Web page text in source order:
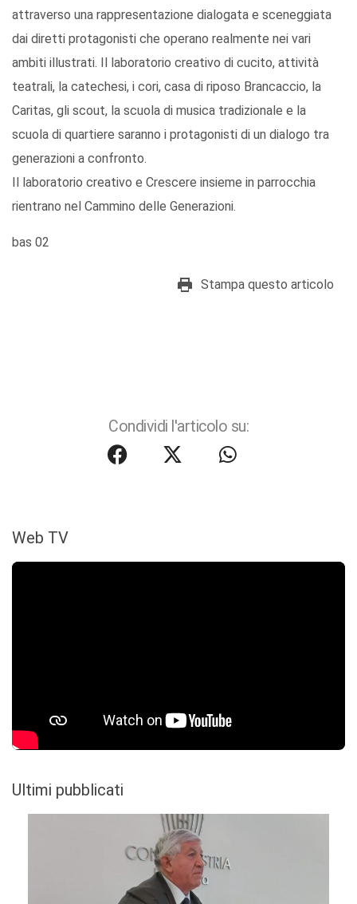
attraverso una rappresentazione dialogata e sceneggiata
dai diretti protagonisti che operano realmente nei vari
ambiti illustrati. Il laboratorio creativo di cucito, attività
teatrali, la catechesi, i cori, casa di riposo Brancaccio, la
Caritas, gli scout, la scuola di musica tradizionale e la
scuola di quartiere saranno i protagonisti di un dialogo tra
generazioni a confronto.
Il laboratorio creativo e Crescere insieme in parrocchia
rientrano nel Cammino delle Generazioni.
bas 02
Stampa questo articolo
Condividi l'articolo su:
Web TV
Ultimi pubblicati